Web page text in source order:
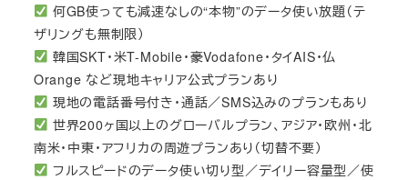
何GB使っても減速なしの“本物”のデータ使い放題（テ
ザリングも無制限）
韓国SKT・米T-Mobile・豪Vodafone・タイAIS・仏
Orange など現地キャリア公式プランあり
現地の電話番号付き・通話／SMS込みのプランもあり
世界200ヶ国以上のグローバルプラン、アジア・欧州・北
南米・中東・アフリカの周遊プランあり（切替不要）
フルスピードのデータ使い切り型／デイリー容量型／使